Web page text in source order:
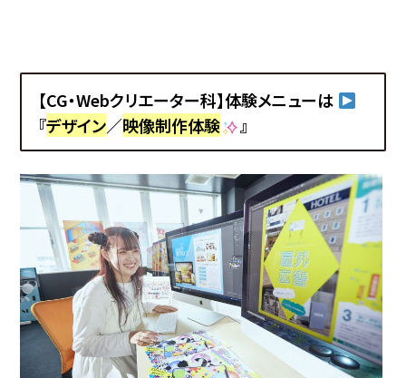
【CG・Webクリエーター科】体験メニューは
『デザイン／映像制作体験 』